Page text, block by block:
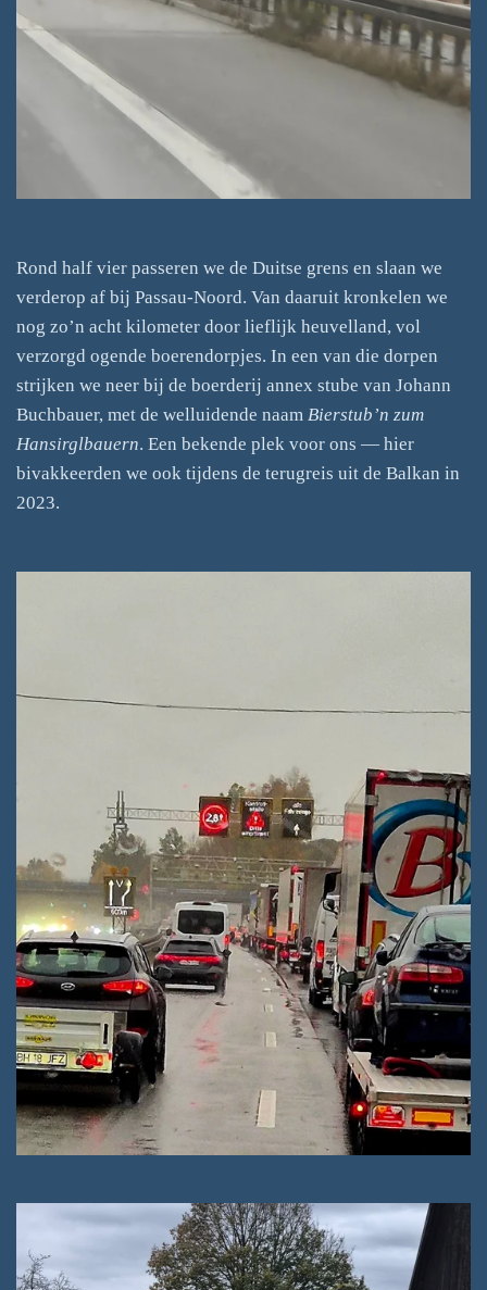
Rond half vier passeren we de Duitse grens en slaan we
verderop af bij Passau-Noord. Van daaruit kronkelen we
nog zo’n acht kilometer door lieflijk heuvelland, vol
verzorgd ogende boerendorpjes. In een van die dorpen
strijken we neer bij de boerderij annex stube van Johann
Buchbauer, met de welluidende naam Bierstub’n zum
Hansirglbauern. Een bekende plek voor ons — hier
bivakkeerden we ook tijdens de terugreis uit de Balkan in
2023.